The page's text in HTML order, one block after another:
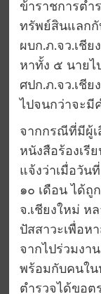
ข้าราชการตำ
ทรัพย์สินแลกกั
ผบก.ภ.จว.เชี
หาทั้ง ๕ นายไ
ศปก.ภ.จว.เชี
ไปจนกว่าจะมี
จากกรณีที่มีผู้เ
หนังสือร้องเรี
แจ้งว่าเมื่อวัน
๑๐ เดือน ได้ถู
จ.เชียงใหม่ ห
ปัสสาวะเพื่อห
จากไปร่วมงา
พร้อมกับคนใน
ตำรวจได้ขอต